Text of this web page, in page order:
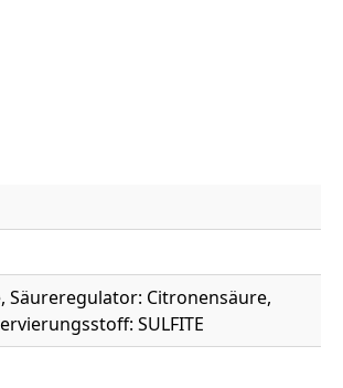
Säureregulator: Citronensäure,
SULFITE